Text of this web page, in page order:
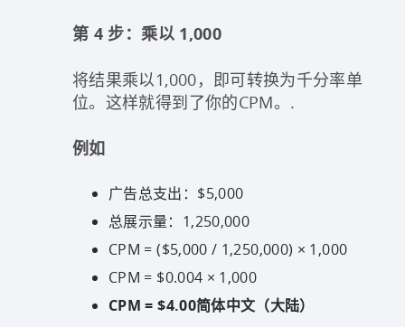
第 4 步：乘以 1,000
将结果乘以1,000，即可转换为千分率单
位。这样就得到了你的CPM。.
例如
广告总支出：$5,000
总展示量：1,250,000
CPM = ($5,000 / 1,250,000) × 1,000
CPM = $0.004 × 1,000
CPM = $4.00简体中文（大陆）